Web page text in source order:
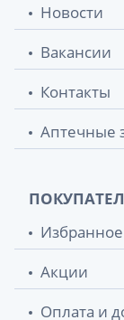
Зеленая
270мл
Зеленая
350мл
Зеленая
морщин д/всех
глубокоувлаж
Зеленая
чайное дерево
Новости
Вакансии
Контакты
Аптечные
Избранное
Акции
Оплата и